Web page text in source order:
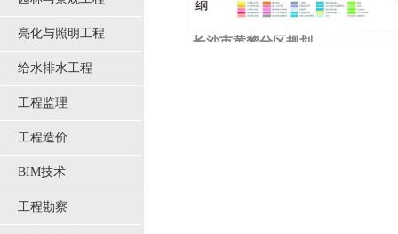
亮化与照明工程
给水排水工程
工程监理
工程造价
BIM技术
工程勘察
长沙市黄黎分区规划